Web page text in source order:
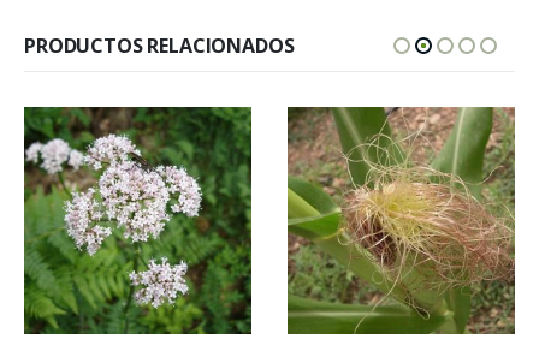
PRODUCTOS RELACIONADOS